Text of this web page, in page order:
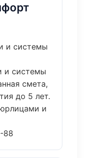
и системы
и системы
смета,
до 5 лет.
и
88